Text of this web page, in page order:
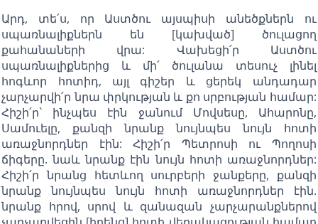
Արդ, տե՛ս, որ Աստծու այսպիսի անեծքներն ու
սպառնալիքներն են [կախված] ծուլացող
քահանաների վրա: Վախեցի՛ր Աստծու
սպառնալիքներից և մի՛ ծուլանա տեսուչ լինել
հոգևոր հոտիդ, այլ գիշեր և ցերեկ անդադար
չարչարվի՛ր նրա փրկության և քո սրբության համար:
Հիշի՛ր` ինչպես էին ջանում Մովսեսը, Ահարոնը,
Սամուելը, քանզի նրանք նույնպես նույն հոտի
առաջնորդներ էին: Հիշի՛ր Պետրոսի ու Պողոսի
ճիգերը. նաև նրանք էին նույն հոտի առաջնորդներ:
Հիշի՛ր նրանց հետևող սուրբերի ջանքերը, քանզի
նրանք նույնպես նույն հոտի առաջնորդներ էին.
նրանք հրով, սրով և զանազան չարչարանքներով